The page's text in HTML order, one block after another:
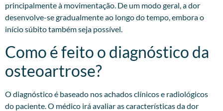
principalmente à movimentação. De um modo geral, a dor
desenvolve-se gradualmente ao longo do tempo, embora o
início súbito também seja possível.
Como é feito o diagnóstico da
osteoartrose?
O diagnóstico é baseado nos achados clínicos e radiológicos
do paciente. O médico irá avaliar as características da dor